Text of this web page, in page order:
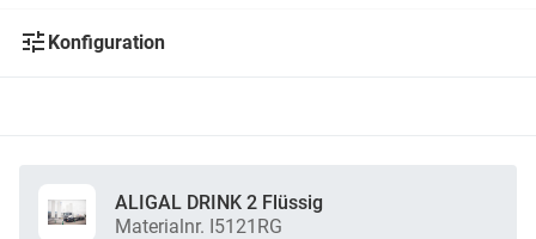
Konfiguration
ALIGAL DRINK 2 Flüssig
Materialnr. I5121RG